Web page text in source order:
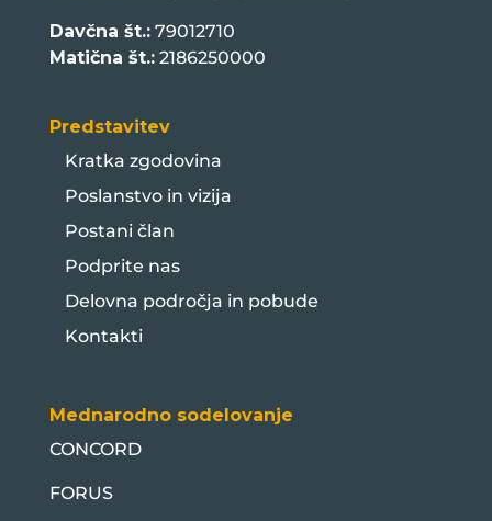
Davčna št.:79012710
Matična št.:2186250000
Predstavitev
Kratka zgodovina
Poslanstvo in vizija
Postani član
Podprite nas
Delovna področja in pobude
Kontakti
Mednarodno sodelovanje
CONCORD
FORUS